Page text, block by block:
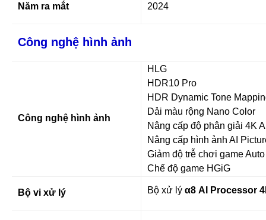
Năm ra mắt 2024
Công nghệ hình ảnh
Công nghệ hình ảnh
HLG
HDR10 Pro
HDR Dynamic Tone
Dải màu rộng Nano Color
Nâng cấp độ phân giải 4K
Nâng cấp hình ảnh AI
Giảm độ trễ chơi game
Chế độ game HGiG
Bộ vi xử lý Bộ xử lý α8 AI Processor